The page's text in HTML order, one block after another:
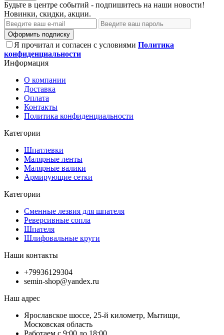
Будьте в центре событий - подпишитесь на наши новости!
Новинки, скидки, акции.
Оформить подписку
Я прочитал и согласен с условиями Политика
конфиденциальности
Информация
О компании
Доставка
Оплата
Контакты
Политика конфиденциальности
Категории
Шпатлевки
Малярные ленты
Малярные валики
Армирующие сетки
Категории
Сменные лезвия для шпателя
Реверсивные сопла
Шпателя
Шлифовальные круги
Наши контакты
+79936129304
semin-shop@yandex.ru
Наш адрес
Ярославское шоссе, 25-й километр, Мытищи,
Московская область